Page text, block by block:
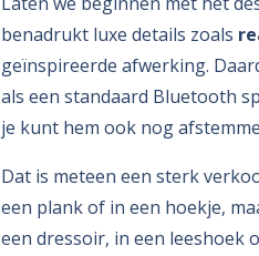
benadrukt luxe details zoals
geïnspireerde afwerking.
als een standaard Bluetooth
je kunt hem ook nog
Dat is meteen een sterk
een plank of in een hoekje,
een dressoir, in een leeshoek